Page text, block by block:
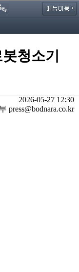
청소기
2026-05-27 12:30
press@bodnara.co.kr